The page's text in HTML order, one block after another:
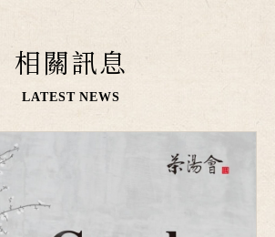
相關訊息
LATEST NEWS